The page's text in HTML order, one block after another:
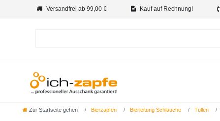
Versandfrei ab 99,00 € Kauf auf Rechnung!
Zur Startseite gehen Bierzapfen Bierleitung Schläuche Tüllen